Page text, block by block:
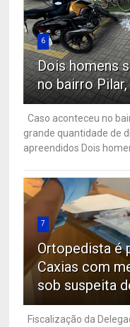
6
Dois homens
no bairro
Caso aconteceu no
grande quantidade de
apreendidos Dois
7
Ortopedista é
Caxias com
sob suspeita
Fiscalização da